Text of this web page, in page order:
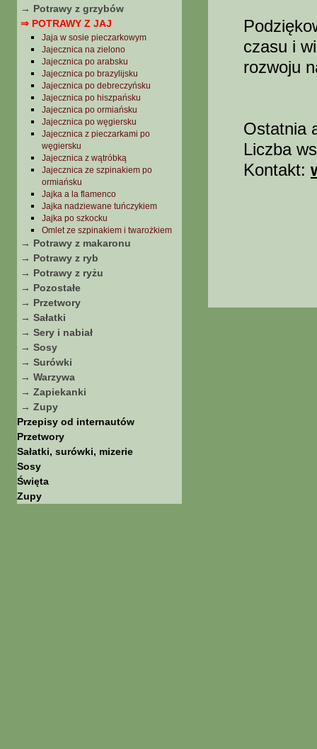
→ Potrawy z grzybów
⇒ POTRAWY Z JAJ
Jaja w sosie pieczarkowym
Jajecznica na zielono
Jajecznica po arabsku
Jajecznica po brazylijsku
Jajecznica po debreczyńsku
Jajecznica po hiszpańsku
Jajecznica po ormiańsku
Jajecznica po węgiersku
Jajecznica z pieczarkami po
węgiersku
Jajecznica z wątróbką
Jajecznica ze szpinakiem po
ormiańsku
Jajka a la flamenco
Jajka nadziewane tuńczykiem
Jajka po szkocku
Omlet ze szpinakiem i twarożkiem
→ Potrawy z makaronu
→ Potrawy z ryb
→ Potrawy z ryżu
→ Pozostałe
→ Przetwory
→ Sałatki
→ Sery i nabiał
→ Sosy
→ Surówki
→ Warzywa
→ Zapiekanki
→ Zupy
Przepisy od internautów
Przetwory
Sałatki, surówki, mizerie
Sosy
Święta
Zupy
czasu i
rozwoju
Ostatnia
Liczba
Kontakt: